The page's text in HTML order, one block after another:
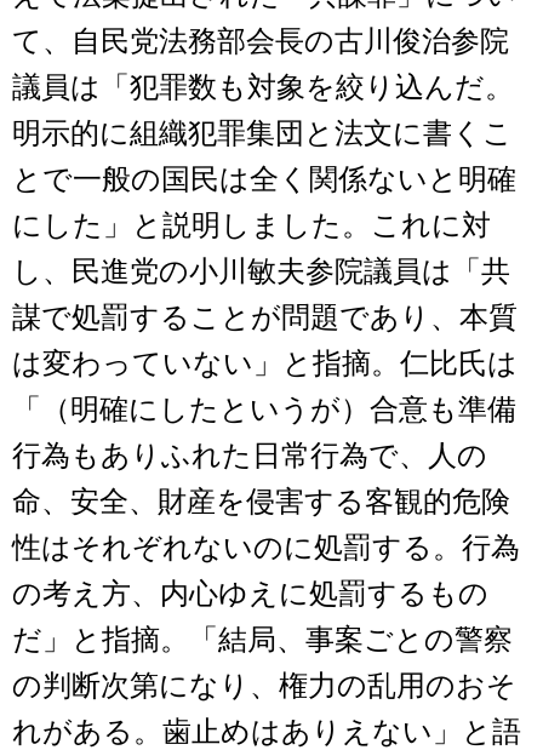
て、自民党法務部会長の古川俊治参院
議員は「犯罪数も対象を絞り込んだ。
明示的に組織犯罪集団と法文に書くこ
とで一般の国民は全く関係ないと明確
にした」と説明しました。これに対
し、民進党の小川敏夫参院議員は「共
謀で処罰することが問題であり、本質
は変わっていない」と指摘。仁比氏は
「（明確にしたというが）合意も準備
行為もありふれた日常行為で、人の
命、安全、財産を侵害する客観的危険
性はそれぞれないのに処罰する。行為
の考え方、内心ゆえに処罰するもの
だ」と指摘。「結局、事案ごとの警察
の判断次第になり、権力の乱用のおそ
れがある。歯止めはありえない」と語